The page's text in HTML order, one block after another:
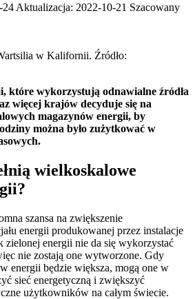
24 Aktualizacja: 2022-10-21 Szacowany
w Kalifornii. Źródło:
które wykorzystują odnawialne źródła
więcej krajów decyduje się na
magazynów energii, by
można było zużytkować w
wielkoskalowe
szansa na zwiększenie
energii produkowanej przez instalacje
zielonej energii nie da się wykorzystać
nie zostają one wytworzone. Gdy
energii będzie większa, mogą one w
sieć energetyczną i zwiększyć
użytkowników na całym świecie.